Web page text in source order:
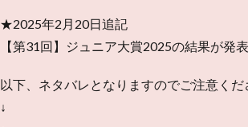
★2025年2月20日追記
【第31回】ジュニア大賞2025の結果が発
以下、ネタバレとなりますのでご注意くだ
↓